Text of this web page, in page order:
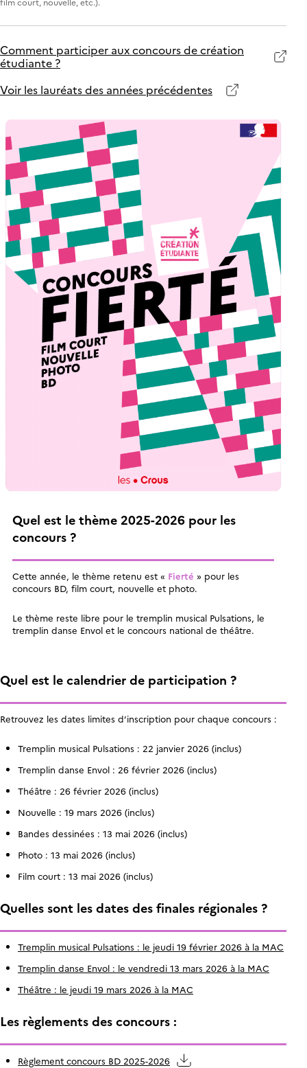
Comment participer aux concours de création
étudiante ?
Voir les lauréats des années précédentes
Quel est le thème 2025-2026 pour les
concours ?
Cette année, le thème retenu est « Fierté » pour les
concours BD, film court, nouvelle et photo.
Le thème reste libre pour le tremplin musical Pulsations, le
tremplin danse Envol et le concours national de théâtre.
Quel est le calendrier de participation ?
Retrouvez les dates limites d’inscription pour chaque concours :
Tremplin musical Pulsations : 22 janvier 2026 (inclus)
Tremplin danse Envol : 26 février 2026 (inclus)
Théâtre : 26 février 2026 (inclus)
Nouvelle : 19 mars 2026 (inclus)
Bandes dessinées : 13 mai 2026 (inclus)
Photo : 13 mai 2026 (inclus)
Film court : 13 mai 2026 (inclus)
Quelles sont les dates des finales régionales ?
Tremplin musical Pulsations : le jeudi 19 février 2026 à la MAC
Tremplin danse Envol : le vendredi 13 mars 2026 à la MAC
Théâtre : le jeudi 19 mars 2026 à la MAC
Les règlements des concours :
Règlement concours BD 2025-2026